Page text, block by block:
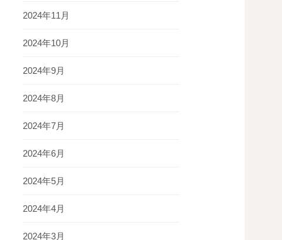
2024年11月
2024年10月
2024年9月
2024年8月
2024年7月
2024年6月
2024年5月
2024年4月
2024年3月